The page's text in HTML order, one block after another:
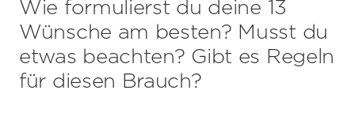
Wie formulierst du deine 13
Wünsche am besten? Musst du
etwas beachten? Gibt es Regeln
für diesen Brauch?